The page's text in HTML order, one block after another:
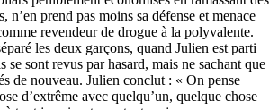
n’en prend pas moins sa défense et menace
revendeur de drogue à la polyvalente.
les deux garçons, quand Julien est parti
se sont revus par hasard, mais ne sachant que
de nouveau. Julien conclut : « On pense
d’extrême avec quelqu’un, quelque chose